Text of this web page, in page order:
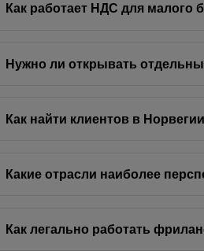
Как работает НДС для малого
Нужно ли открывать
Как найти клиентов в
Какие отрасли наиболее
Как легально работать